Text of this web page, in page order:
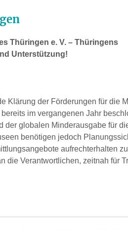
Thüringen e. V. – Thüringens
Unterstützung!
Klärung der Förderungen für die
im vergangenen Jahr
der globalen Minderausgabe für
benötigen jedoch
aufrechterhalten
die Verantwortlichen, zeitnah für